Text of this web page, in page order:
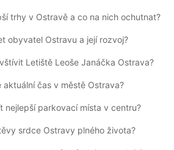
trhy v Ostravě a co na nich ochutnat?
obyvatel Ostravu a její rozvoj?
Letiště Leoše Janáčka Ostrava?
aktuální čas v městě Ostrava?
nejlepší parkovací místa v centru?
srdce Ostravy plného života?